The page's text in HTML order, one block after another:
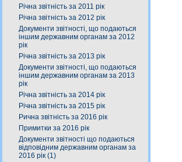
Річна звітність за 2011 рік
Річна звітність за 2012 рік
Документи звітності, що подаються
іншим державним органам за 2012
рік
Річна звітність за 2013 рік
Документи звітності, що подаються
іншим державним органам за 2013
рік
Річна звітність за 2014 рік
Річна звітність за 2015 рік
Рична звітність за 2016 рік
Примитки за 2016 рік
Документи звітності що подаються
відповідним державним органам за
2016 рік (1)